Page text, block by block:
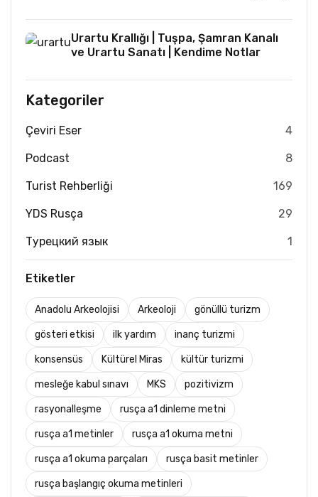
Urartu Krallığı | Tuşpa, Şamran Kanalı
ve Urartu Sanatı | Kendime Notlar
Kategoriler
Çeviri Eser 4
Podcast 8
Turist Rehberliği 169
YDS Rusça 29
Турецкий язык 1
Etiketler
Anadolu Arkeolojisi Arkeoloji gönüllü turizm
gösteri etkisi ilk yardım inanç turizmi
konsensüs Kültürel Miras kültür turizmi
mesleğe kabul sınavı MKS pozitivizm
rasyonalleşme rusça a1 dinleme metni
rusça a1 metinler rusça a1 okuma metni
rusça a1 okuma parçaları rusça basit metinler
rusça başlangıç okuma metinleri